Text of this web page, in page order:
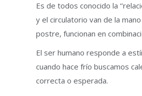
Es de todos conocido la
y el circulatorio van de la
postre, funcionan en
El ser humano responde a
cuando hace frío buscamos
correcta o esperada.